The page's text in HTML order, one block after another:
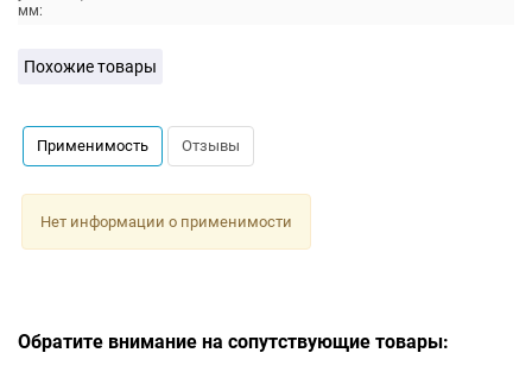
мм:
Похожие товары
Применимость Отзывы
Нет информации о применимости
Обратите внимание на сопутствующие товары: